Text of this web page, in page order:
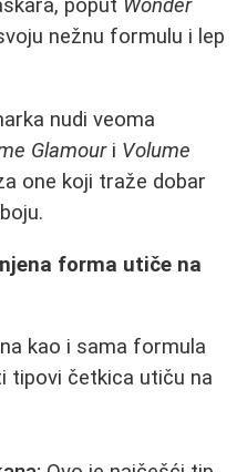
poput Wonder
nežnu formulu i lep
nudi veoma
Glamouri Volume
one koji traže dobar
forma utiče na
kao i sama formula
tipovi četkica utiču na